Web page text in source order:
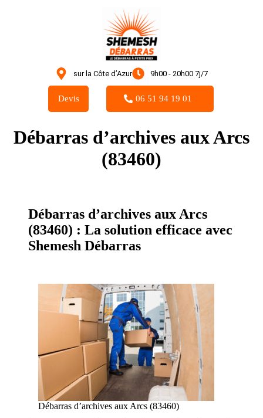
sur la Côte d’Azur 9h00 - 20h00 7j/7
Devis 06 51 94 19 01
Débarras d’archives aux Arcs
(83460)
Débarras d’archives aux Arcs
(83460) : La solution efficace avec
Shemesh Débarras
Débarras d’archives aux Arcs (83460)